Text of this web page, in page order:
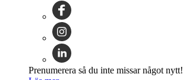
Prenumerera så du inte missar något nytt!